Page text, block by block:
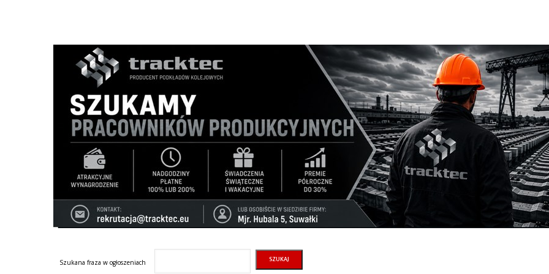
Szukana fraza w ogłoszeniach